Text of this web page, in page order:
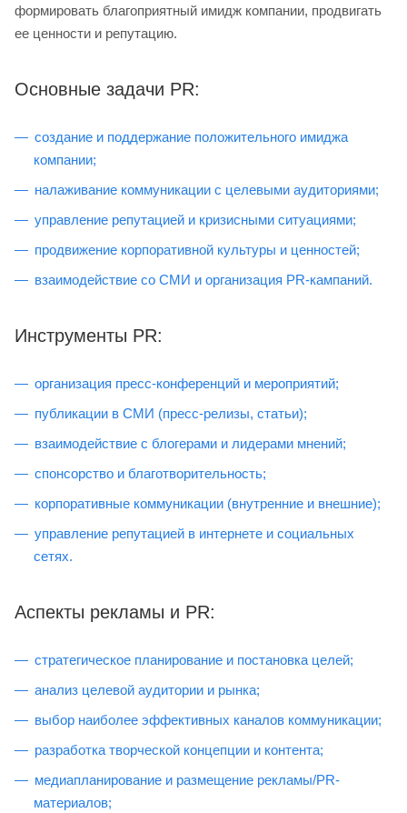
формировать благоприятный имидж компании, продвигать
ее ценности и репутацию.
Основные задачи PR:
создание и поддержание положительного имиджа
компании;
налаживание коммуникации с целевыми аудиториями;
управление репутацией и кризисными ситуациями;
продвижение корпоративной культуры и ценностей;
взаимодействие со СМИ и организация PR-кампаний.
Инструменты PR:
организация пресс-конференций и мероприятий;
публикации в СМИ (пресс-релизы, статьи);
взаимодействие с блогерами и лидерами мнений;
спонсорство и благотворительность;
корпоративные коммуникации (внутренние и внешние);
управление репутацией в интернете и социальных
сетях.
Аспекты рекламы и PR:
стратегическое планирование и постановка целей;
анализ целевой аудитории и рынка;
выбор наиболее эффективных каналов коммуникации;
разработка творческой концепции и контента;
медиапланирование и размещение рекламы/PR-
материалов;